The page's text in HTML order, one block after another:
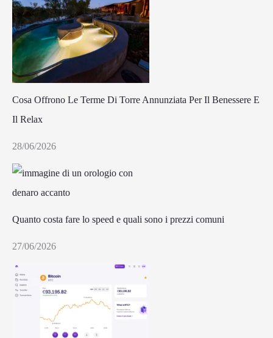
Cosa Offrono Le Terme Di Torre Annunziata Per Il Benessere E
Il Relax
28/06/2026
Quanto costa fare lo speed e quali sono i prezzi comuni
27/06/2026